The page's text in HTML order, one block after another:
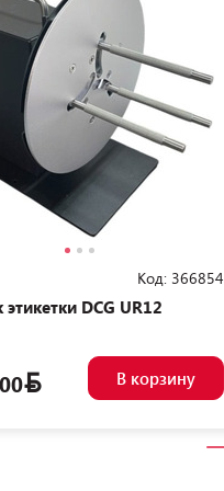
Код: 366854
DCG UR12
00 В корзину